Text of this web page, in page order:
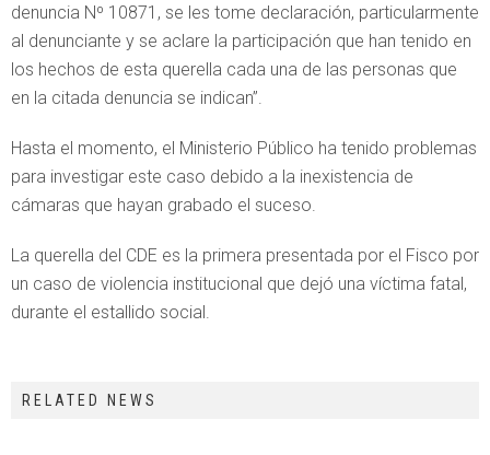
denuncia Nº 10871, se les tome declaración, particularmente
al denunciante y se aclare la participación que han tenido en
los hechos de esta querella cada una de las personas que
en la citada denuncia se indican”.
Hasta el momento, el Ministerio Público ha tenido problemas
para investigar este caso debido a la inexistencia de
cámaras que hayan grabado el suceso.
La querella del CDE es la primera presentada por el Fisco por
un caso de violencia institucional que dejó una víctima fatal,
durante el estallido social.
RELATED NEWS